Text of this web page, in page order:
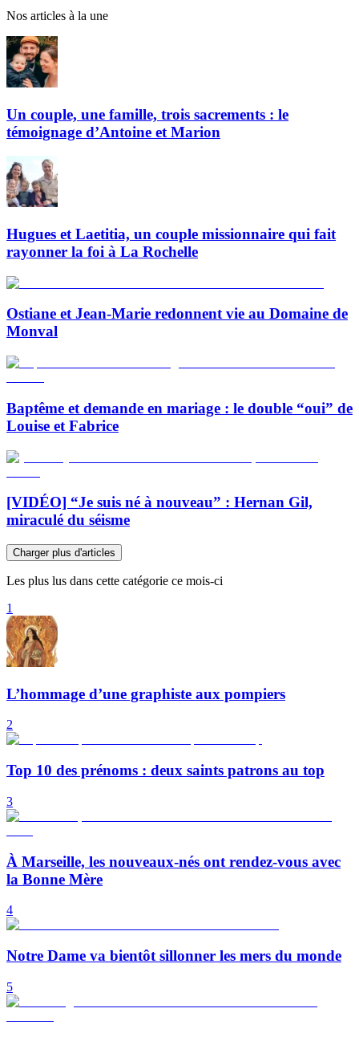
Nos articles à la une
Un couple, une famille, trois sacrements : le
témoignage d’Antoine et Marion
Hugues et Laetitia, un couple missionnaire qui fait
rayonner la foi à La Rochelle
Ostiane et Jean-Marie redonnent vie au Domaine de
Monval
Baptême et demande en mariage : le double “oui” de
Louise et Fabrice
[VIDÉO] “Je suis né à nouveau” : Hernan Gil,
miraculé du séisme
Charger plus d'articles
Les plus lus dans cette catégorie ce mois-ci
1
L’hommage d’une graphiste aux pompiers
2
Top 10 des prénoms : deux saints patrons au top
3
À Marseille, les nouveaux-nés ont rendez-vous avec
la Bonne Mère
4
Notre Dame va bientôt sillonner les mers du monde
5